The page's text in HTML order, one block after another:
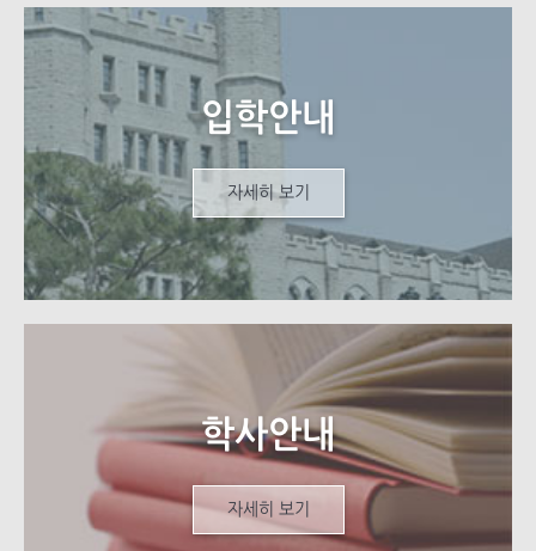
closure. Pseudomonas syringae counters this stomatal
immunity by deploying a range of toxins and
effectors. I will present evidence that stomatal
immunity in Arabidopsis thaliana is reinforced upon
recognition of the ubiquitous P. syringae type III
effector AvrE1 by the resistance protein CAR1. CAR1
expression is enriched in guard cells, and its activation
prolongs the effective duration of stomatal immunity.
CAR1 also prevents the invasion of leaf tissue by
natural isolates of P. syringae, demonstrating that
stomatal immunity provides a broadly significant
barrier to host accessibility by P. syringae that carry
the conserved effector AvrE1.
입학안내
자세히 보기
학사안내
자세히 보기